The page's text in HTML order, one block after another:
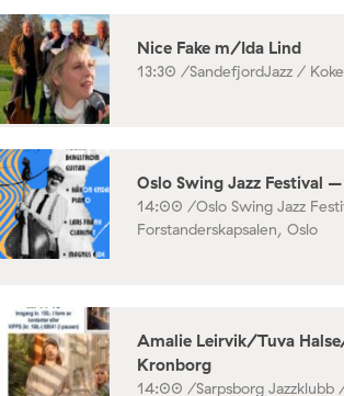
Nice Fake m/Ida Lind
13:30 /SandefjordJazz /
Oslo Swing Jazz Festival
14:00 /Oslo Swing Jazz
Forstanderskapsalen, Oslo
Amalie Leirvik/Tuva
Kronborg
14:00 /Sarpsborg